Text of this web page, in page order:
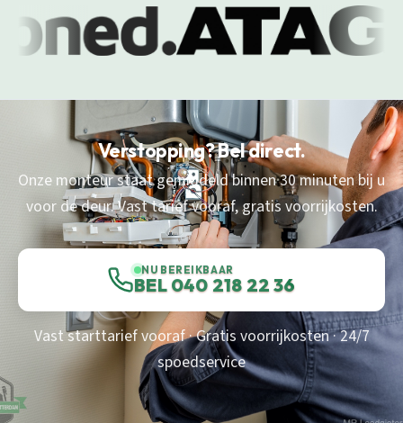
Verstopping? Bel direct.
Onze monteur staat gemiddeld binnen 30 minuten bij u
voor de deur. Vast tarief vooraf, gratis voorrijkosten.
NU BEREIKBAAR
BEL 040 218 22 36
Vast starttarief vooraf · Gratis voorrijkosten · 24/7
spoedservice